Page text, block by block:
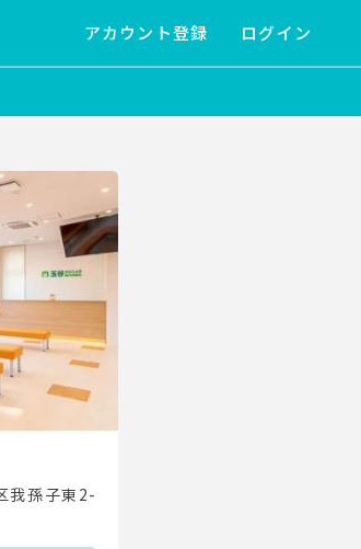
アカウント登録 ログイン
我孫子東2-